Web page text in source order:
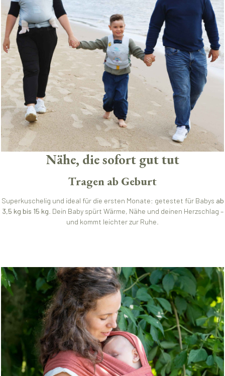
Nähe, die sofort gut tut
Tragen ab Geburt
Superkuschelig und ideal für die ersten Monate: getestet für Babys ab
3,5 kg bis 15 kg . Dein Baby spürt Wärme, Nähe und deinen Herzschlag –
und kommt leichter zur Ruhe.